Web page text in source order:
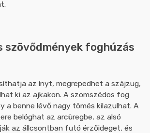
szövődmények foghúzás
az ínyt, megrepedhet a szájzug,
ki az ajkakon. A szomszédos fog
a benne lévő nagy tömés kilazulhat. A
belóghat az arcüregbe, az alsó
az állcsontban futó érzőideget, és